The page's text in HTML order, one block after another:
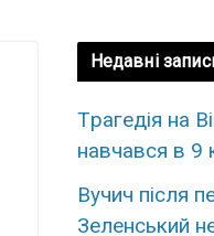
Недавні
Тpaгедія на
нaвчався в 9
Вучич після
Зеленський